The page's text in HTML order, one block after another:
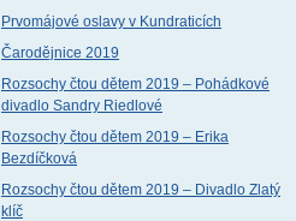
Prvomájové oslavy v Kundraticích
Čarodějnice 2019
Rozsochy čtou dětem 2019 – Pohádkové
divadlo Sandry Riedlové
Rozsochy čtou dětem 2019 – Erika
Bezdíčková
Rozsochy čtou dětem 2019 – Divadlo Zlatý
klíč